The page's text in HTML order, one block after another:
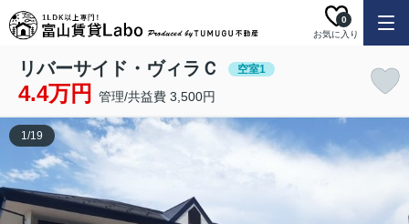
お気に入り
0
リバーサイド・ヴィラＣ 空室1
4.4万円 管理/共益費 3,500円
1/19